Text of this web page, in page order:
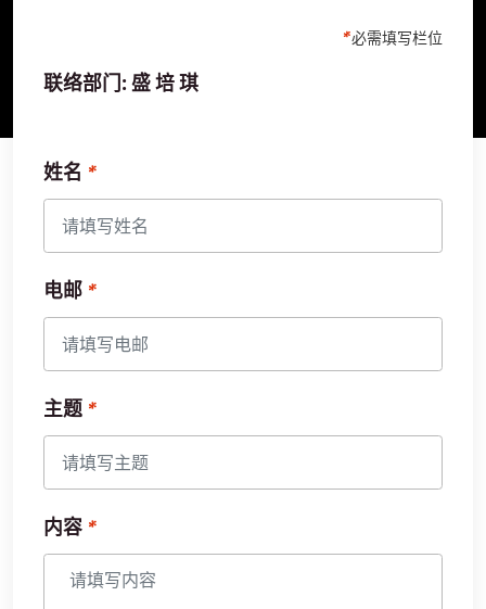
必需填写栏位
联络部门: 盛 培 琪
姓名
电邮
主题
内容